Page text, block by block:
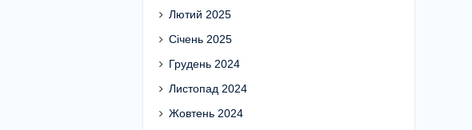
Лютий 2025
Січень 2025
Грудень 2024
Листопад 2024
Жовтень 2024